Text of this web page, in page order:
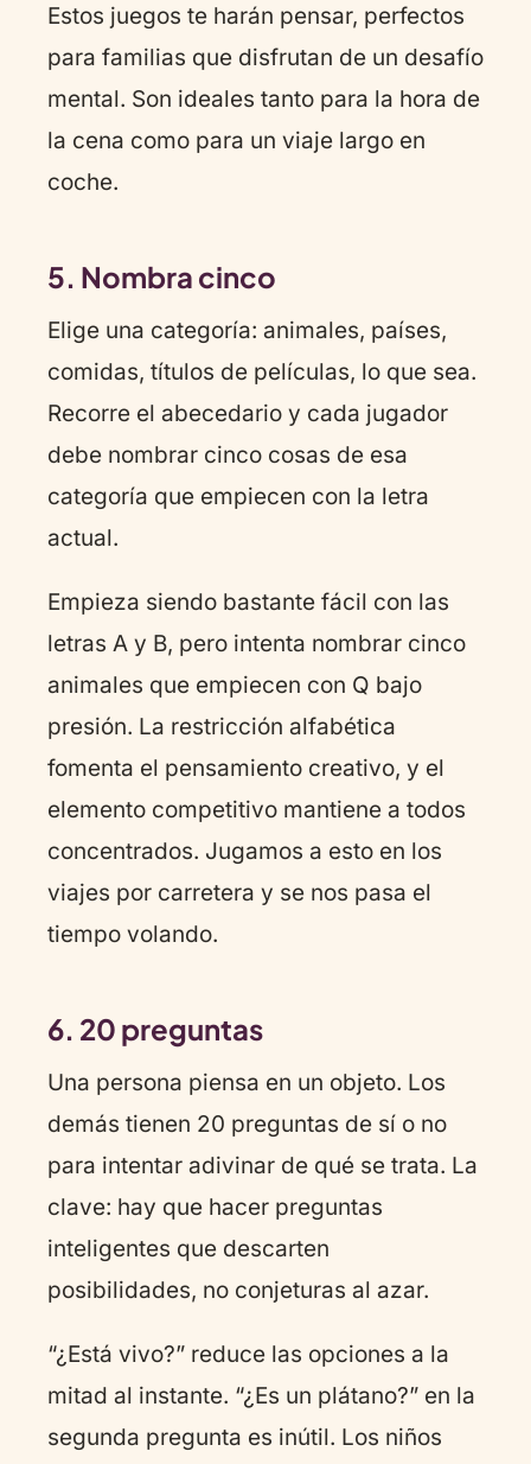
Estos juegos te harán pensar, perfectos
para familias que disfrutan de un desafío
mental. Son ideales tanto para la hora de
la cena como para un viaje largo en
coche.
5. Nombra cinco
Elige una categoría: animales, países,
comidas, títulos de películas, lo que sea.
Recorre el abecedario y cada jugador
debe nombrar cinco cosas de esa
categoría que empiecen con la letra
actual.
Empieza siendo bastante fácil con las
letras A y B, pero intenta nombrar cinco
animales que empiecen con Q bajo
presión. La restricción alfabética
fomenta el pensamiento creativo, y el
elemento competitivo mantiene a todos
concentrados. Jugamos a esto en los
viajes por carretera y se nos pasa el
tiempo volando.
6. 20 preguntas
Una persona piensa en un objeto. Los
demás tienen 20 preguntas de sí o no
para intentar adivinar de qué se trata. La
clave: hay que hacer preguntas
inteligentes que descarten
posibilidades, no conjeturas al azar.
“¿Está vivo?” reduce las opciones a la
mitad al instante. “¿Es un plátano?” en la
segunda pregunta es inútil. Los niños